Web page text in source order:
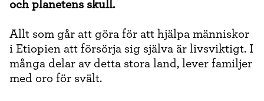
och planetens skull.
Allt som går att göra för att hjälpa människor
i Etiopien att försörja sig själva är livsviktigt. I
många delar av detta stora land, lever familjer
med oro för svält.